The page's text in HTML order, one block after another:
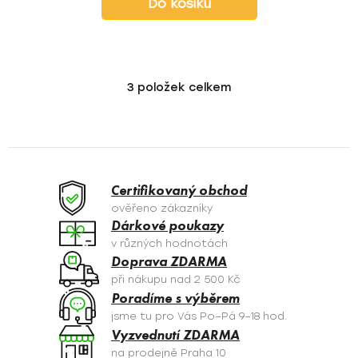
Do košíku
O
á
c
í
p
r
v
k
y
v
ý
3 položek celkem
Certifikovaný obchod
ověřeno zákazníky
Dárkové poukazy
v různých hodnotách
Doprava ZDARMA
při nákupu nad 2 500 Kč
Poradíme s výběrem
jsme tu pro Vás Po–Pá 9–18 hod.
Vyzvednutí ZDARMA
na prodejně Praha 10